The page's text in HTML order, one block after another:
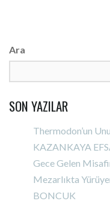
Ara
SON YAZILAR
Thermodon’un
KAZANKAYA
Gece Gelen
Mezarlıkta
BONCUK